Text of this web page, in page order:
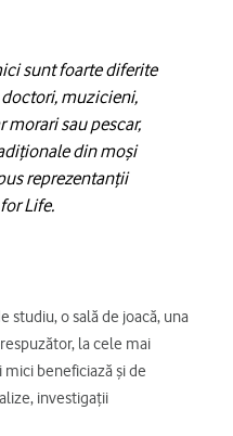
sunt foarte diferite
doctori, muzicieni,
sau pescar,
din moși
reprezentanții
Life.
studiu, o sală de joacă, una
la cele mai
beneficiază și de
investigații